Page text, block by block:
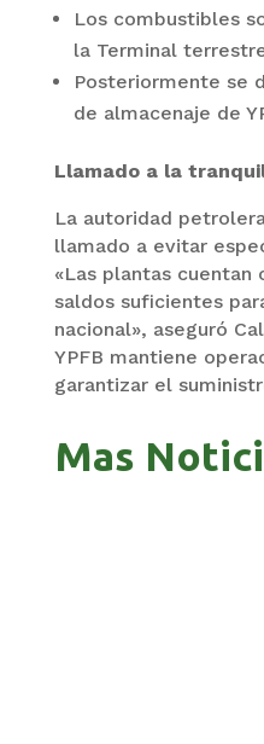
Los combustibles
la Terminal
Posteriormente se
de almacenaje de
Llamado a la
La autoridad
llamado a evitar
«Las plantas cuentan
saldos suficientes
nacional», aseguró
YPFB mantiene
garantizar el
Mas